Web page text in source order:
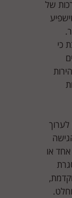
של
כי
או